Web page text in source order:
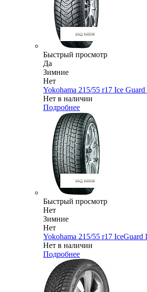
Быстрый просмотр
Да
Зимние
Нет
Yokohama 215/55 r17 Ice
Нет в наличии
Подробнее
Быстрый просмотр
Нет
Зимние
Нет
Yokohama 215/55 r17 IceGuard
Нет в наличии
Подробнее